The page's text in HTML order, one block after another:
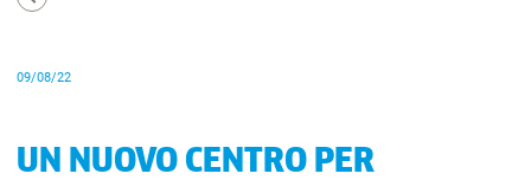
09/08/22
UN NUOVO CENTRO PER